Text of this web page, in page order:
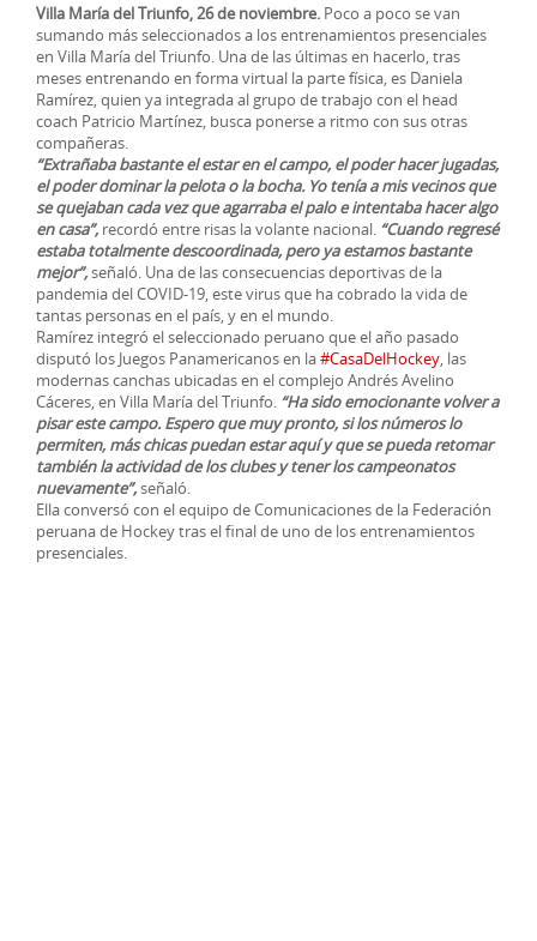
Villa María del Triunfo, 26 de noviembre. Poco a poco se van
sumando más seleccionados a los entrenamientos presenciales
en Villa María del Triunfo. Una de las últimas en hacerlo, tras
meses entrenando en forma virtual la parte física, es Daniela
Ramírez, quien ya integrada al grupo de trabajo con el head
coach Patricio Martínez, busca ponerse a ritmo con sus otras
compañeras.
“Extrañaba bastante el estar en el campo, el poder hacer jugadas,
el poder dominar la pelota o la bocha. Yo tenía a mis vecinos que
se quejaban cada vez que agarraba el palo e intentaba hacer algo
en casa”, recordó entre risas la volante nacional. “Cuando regresé
estaba totalmente descoordinada, pero ya estamos bastante
mejor”,señaló. Una de las consecuencias deportivas de la
pandemia del COVID-19, este virus que ha cobrado la vida de
tantas personas en el país, y en el mundo.
Ramírez integró el seleccionado peruano que el año pasado
disputó los Juegos Panamericanos en la#CasaDelHockey, las
modernas canchas ubicadas en el complejo Andrés Avelino
Cáceres, en Villa María del Triunfo. “Ha sido emocionante volver a
pisar este campo. Espero que muy pronto, si los números lo
permiten, más chicas puedan estar aquí y que se pueda retomar
también la actividad de los clubes y tener los campeonatos
nuevamente”,señaló.
Ella conversó con el equipo de Comunicaciones de la Federación
peruana de Hockey tras el final de uno de los entrenamientos
presenciales.